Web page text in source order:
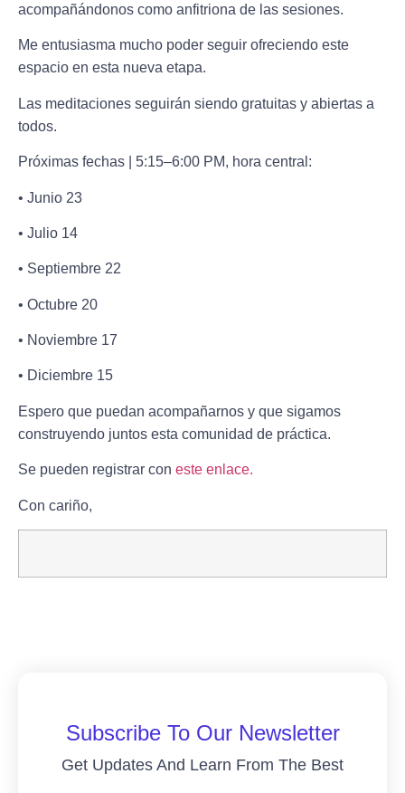
acompañándonos como anfitriona de las sesiones.
Me entusiasma mucho poder seguir ofreciendo este
espacio en esta nueva etapa.
Las meditaciones seguirán siendo gratuitas y abiertas a
todos.
Próximas fechas | 5:15–6:00 PM, hora central:
• Junio 23
• Julio 14
• Septiembre 22
• Octubre 20
• Noviembre 17
• Diciembre 15
Espero que puedan acompañarnos y que sigamos
construyendo juntos esta comunidad de práctica.
Se pueden registrar con este enlace.
Con cariño,
Subscribe To Our Newsletter
Get Updates And Learn From The Best